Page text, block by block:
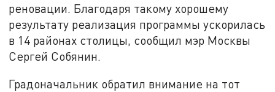
реновации. Благодаря такому хорошему
результату реализация программы ускорилась
в 14 районах столицы, сообщил мэр Москвы
Сергей Собянин.
Градоначальник обратил внимание на тот